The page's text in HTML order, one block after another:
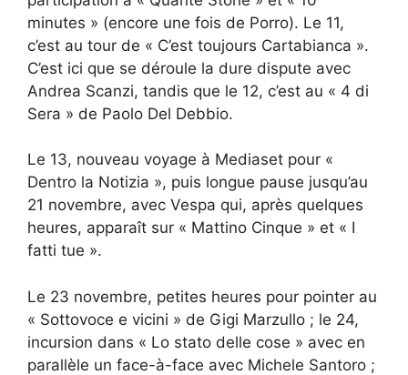
minutes » (encore une fois de Porro). Le 11,
c’est au tour de « C’est toujours Cartabianca ».
C’est ici que se déroule la dure dispute avec
Andrea Scanzi, tandis que le 12, c’est au « 4 di
Sera » de Paolo Del Debbio.
Le 13, nouveau voyage à Mediaset pour «
Dentro la Notizia », puis longue pause jusqu’au
21 novembre, avec Vespa qui, après quelques
heures, apparaît sur « Mattino Cinque » et « I
fatti tue ».
Le 23 novembre, petites heures pour pointer au
« Sottovoce e vicini » de Gigi Marzullo ; le 24,
incursion dans « Lo stato delle cose » avec en
parallèle un face-à-face avec Michele Santoro ;